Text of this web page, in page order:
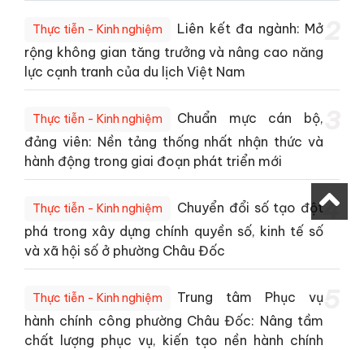
Thực tiễn - Kinh nghiệm
Liên kết đa ngành: Mở
rộng không gian tăng trưởng và nâng cao năng
lực cạnh tranh của du lịch Việt Nam
Thực tiễn - Kinh nghiệm
Chuẩn mực cán bộ,
đảng viên: Nền tảng thống nhất nhận thức và
hành động trong giai đoạn phát triển mới
Thực tiễn - Kinh nghiệm
Chuyển đổi số tạo đột
phá trong xây dựng chính quyền số, kinh tế số
và xã hội số ở phường Châu Đốc
4
Thực tiễn - Kinh nghiệm
Trung tâm Phục vụ
hành chính công phường Châu Đốc: Nâng tầm
chất lượng phục vụ, kiến tạo nền hành chính